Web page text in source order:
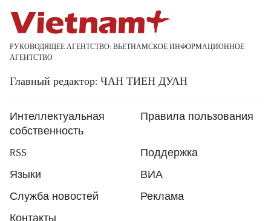
РУКОВОДЯЩЕЕ АГЕНТСТВО: ВЬЕТНАМСКОЕ ИНФОРМАЦИОННОЕ
АГЕНТСТВО
Главный редактор: ЧАН ТИЕН ДУАН
Интеллектуальная
собственность
Правила пользования
RSS
Поддержка
Языки
ВИА
Служба новостей
Реклама
Контакты